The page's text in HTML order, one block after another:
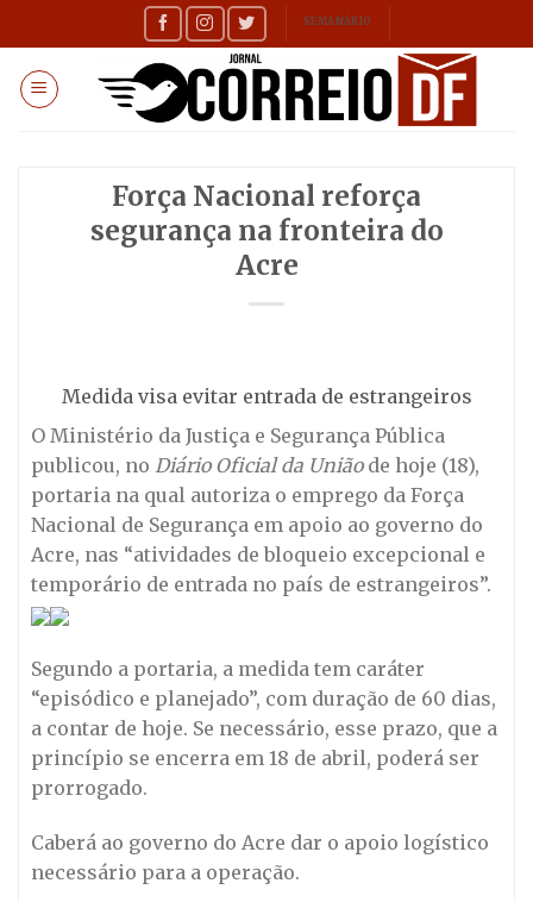
to
content
SEMANÁRIO
Força Nacional reforça
segurança na fronteira do
Acre
Medida visa evitar entrada de estrangeiros
O Ministério da Justiça e Segurança Pública
publicou, no Diário Oficial da União de hoje (18),
portaria na qual autoriza o emprego da Força
Nacional de Segurança em apoio ao governo do
Acre, nas “atividades de bloqueio excepcional e
temporário de entrada no país de estrangeiros”.
Segundo a portaria, a medida tem caráter
“episódico e planejado”, com duração de 60 dias,
a contar de hoje. Se necessário, esse prazo, que a
princípio se encerra em 18 de abril, poderá ser
prorrogado.
Caberá ao governo do Acre dar o apoio logístico
necessário para a operação.